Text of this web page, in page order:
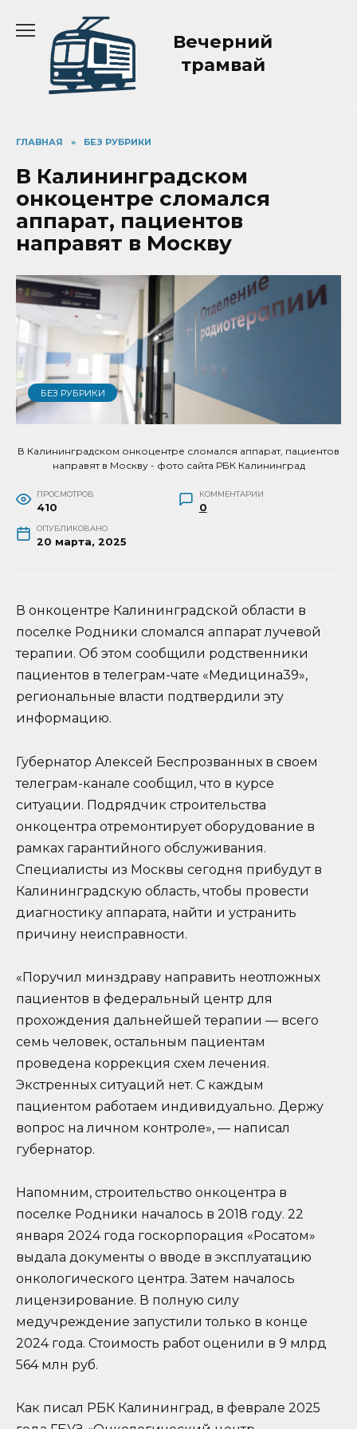
содержанию
Вечерний
трамвай
ГЛАВНАЯ » БЕЗ РУБРИКИ
В Калининградском
онкоцентре сломался
аппарат, пациентов
направят в Москву
БЕЗ РУБРИКИ
В Калининградском онкоцентре сломался аппарат, пациентов
направят в Москву - фото сайта РБК Калининград
ПРОСМОТРОВ
410
КОММЕНТАРИИ
0
ОПУБЛИКОВАНО
20 марта, 2025
В онкоцентре Калининградской области в
поселке Родники сломался аппарат лучевой
терапии. Об этом сообщили родственники
пациентов в телеграм-чате «Медицина39»,
региональные власти подтвердили эту
информацию.
Губернатор Алексей Беспрозванных в своем
телеграм-канале сообщил, что в курсе
ситуации. Подрядчик строительства
онкоцентра отремонтирует оборудование в
рамках гарантийного обслуживания.
Специалисты из Москвы сегодня прибудут в
Калининградскую область, чтобы провести
диагностику аппарата, найти и устранить
причину неисправности.
«Поручил минздраву направить неотложных
пациентов в федеральный центр для
прохождения дальнейшей терапии — всего
семь человек, остальным пациентам
проведена коррекция схем лечения.
Экстренных ситуаций нет. С каждым
пациентом работаем индивидуально. Держу
вопрос на личном контроле», — написал
губернатор.
Напомним, строительство онкоцентра в
поселке Родники началось в 2018 году. 22
января 2024 года госкорпорация «Росатом»
выдала документы о вводе в эксплуатацию
онкологического центра. Затем началось
лицензирование. В полную силу
медучреждение запустили только в конце
2024 года. Стоимость работ оценили в 9 млрд
564 млн руб.
Как писал РБК Калининград, в феврале 2025